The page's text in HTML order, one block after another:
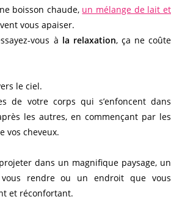
boisson chaude, un mélange de lait et
vous apaiser.
vous à la relaxation, ça ne coûte
le ciel.
de votre corps qui s’enfoncent dans
les autres, en commençant par les
vos cheveux.
dans un magnifique paysage, un
rendre ou un endroit que vous
et réconfortant.